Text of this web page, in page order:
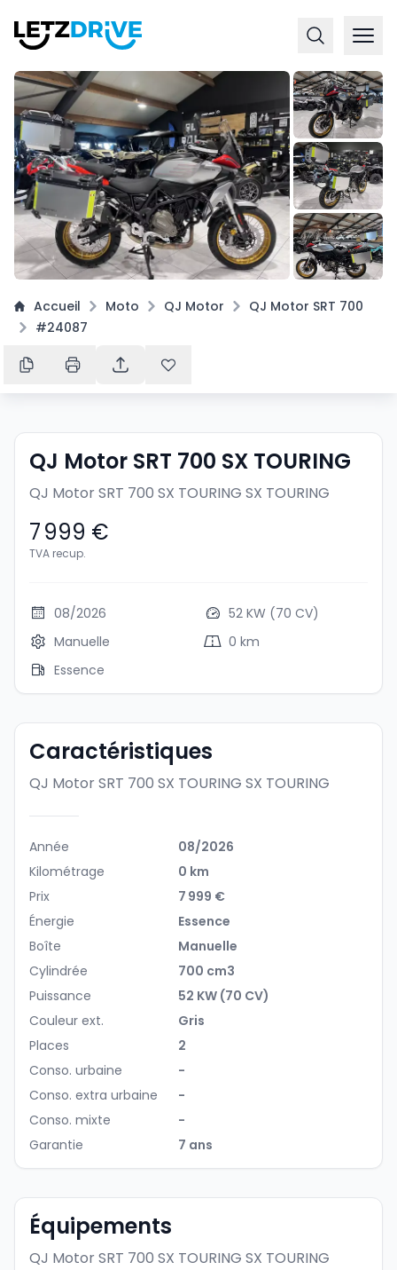
+3
Accueil Moto QJ Motor
QJ Motor SRT 700
#24087
QJ Motor SRT 700 SX TOURING
QJ Motor SRT 700 SX TOURING SX TOURING
7 999 €
TVA recup.
08/2026
52 KW (70 CV)
Manuelle
0 km
Essence
Caractéristiques
QJ Motor SRT 700 SX TOURING SX TOURING
Année
08/2026
Kilométrage
0 km
Prix
7 999 €
Énergie
Essence
Boîte
Manuelle
Cylindrée
700 cm3
Puissance
52 KW (70 CV)
Couleur ext.
Gris
Places
2
Conso. urbaine
-
Conso. extra urbaine
-
Conso. mixte
-
Garantie
7 ans
Équipements
QJ Motor SRT 700 SX TOURING SX TOURING